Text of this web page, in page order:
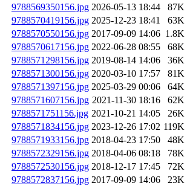
9788569350156.jpg 2026-05-13 18:44
87K
9788570419156.jpg 2025-12-23 18:41
63K
9788570550156.jpg 2017-09-09 14:06 1.8K
9788570617156.jpg 2022-06-28 08:55
68K
9788571298156.jpg 2019-08-14 14:06
36K
9788571300156.jpg 2020-03-10 17:57
81K
9788571397156.jpg 2025-03-29 00:06
64K
9788571607156.jpg 2021-11-30 18:16
62K
9788571751156.jpg 2021-10-21 14:05
26K
9788571834156.jpg 2023-12-26 17:02 119K
9788571933156.jpg 2018-04-23 17:50
48K
9788572329156.jpg 2018-04-06 08:18
78K
9788572530156.jpg 2018-12-17 17:45
72K
9788572837156.jpg 2017-09-09 14:06
23K